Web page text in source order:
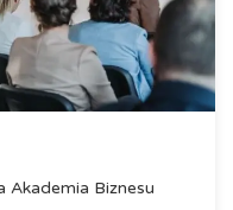
Akademia Biznesu